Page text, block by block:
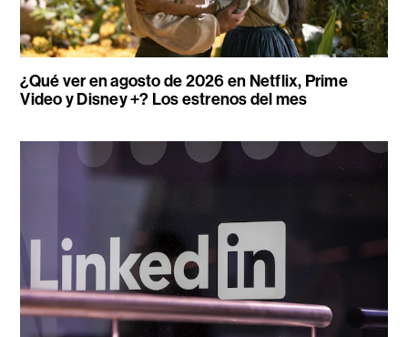
¿Qué ver en agosto de 2026 en Netflix, Prime
Video y Disney +? Los estrenos del mes